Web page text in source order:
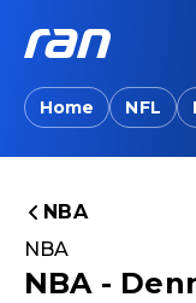
Home NFL
NBA
NBA
NBA -